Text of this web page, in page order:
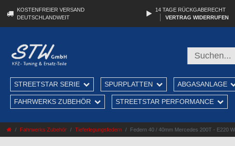
KOSTENFREIER VERSAND
DEUTSCHLANDWEIT
14 TAGE RÜCKGABERECHT
VERTRAG WIDERRUFEN
STREETSTAR SERIE SPURPLATTEN ABGASANLAGE
FAHRWERKS ZUBEHÖR STREETSTAR PERFORMANCE
Fahrwerks Zubehör Tieferlegungsfedern Federn 40 / 40mm Mercedes 200T - E220